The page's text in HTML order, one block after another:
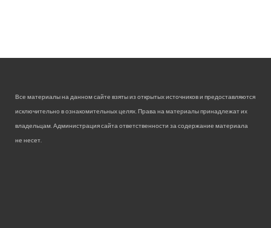
Все материалы на данном сайте взяты из открытых источников и предоставляются
исключительно в ознакомительных целях. Права на материалы принадлежат их
владельцам. Администрация сайта ответственности за содержание материала
не несет.